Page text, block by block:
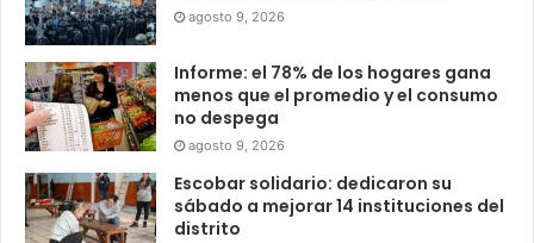
agosto 9, 2026
Informe: el 78% de los hogares gana
menos que el promedio y el consumo
no despega
agosto 9, 2026
Escobar solidario: dedicaron su
sábado a mejorar 14 instituciones del
distrito